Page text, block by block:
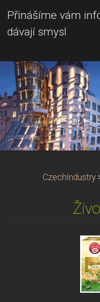
Přinášíme vám
dávají smysl
CzechIndustry